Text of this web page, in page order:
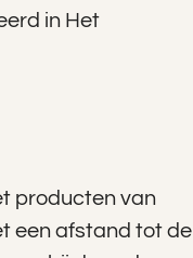
in Het
producten van
een afstand tot de